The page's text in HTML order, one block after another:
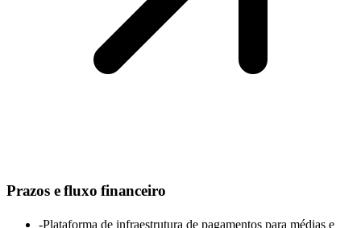
Prazos e fluxo financeiro
-Plataforma de infraestrutura de pagamentos para médias e